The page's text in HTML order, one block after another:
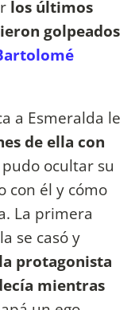
los últimos
golpeados
a Esmeralda le
de ella con
ocultar su
con él y cómo
La primera
se casó y
protagonista
mientras